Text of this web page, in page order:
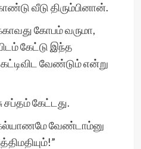
வீடு திரும்பினான்.
கோபம் வருமா,
கேட்டு இந்த
கட்டிவிட வேண்டும் என்று
சப்தம் கேட்டது.
வேண்டாம்னு